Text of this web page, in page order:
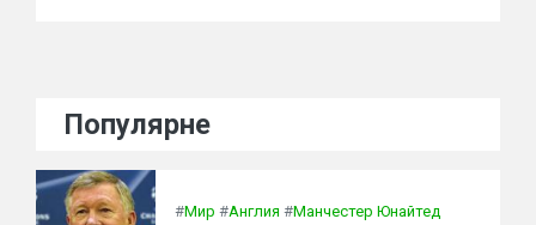
Популярне
#Мир #Англия #Манчестер Юнайтед